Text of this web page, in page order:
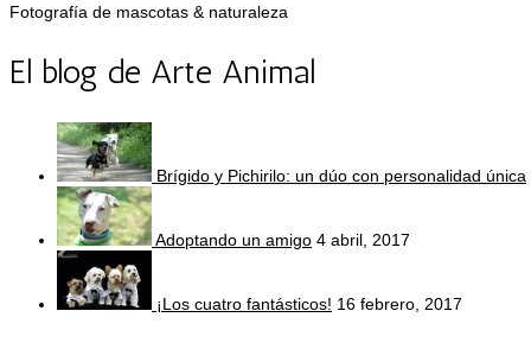
Fotografía de mascotas & naturaleza
El blog de Arte Animal
Brígido y Pichirilo: un dúo con personalidad única
Adoptando un amigo 4 abril, 2017
¡Los cuatro fantásticos! 16 febrero, 2017